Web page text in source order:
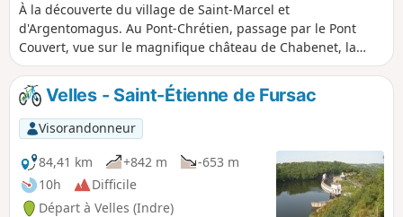
À la découverte du village de Saint-Marcel et
d'Argentomagus. Au Pont-Chrétien, passage par le Pont
Couvert, vue sur le magnifique château de Chabenet, la
Bouzane, le château du Pont-Chrétien, la Creuse, la voie
verte...Velles - Saint-Étienne de Fursac
Visorandonneur
84,41 km
+842 m
-653 m
10h
Difficile
Départ à Velles (Indre)